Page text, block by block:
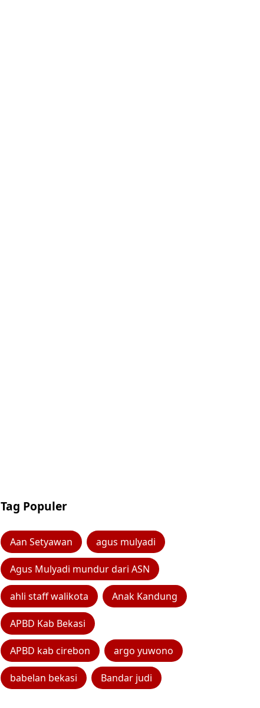
Tag Populer
Aan Setyawan agus mulyadi
Agus Mulyadi mundur dari ASN
ahli staff walikota Anak Kandung
APBD Kab Bekasi
APBD kab cirebon argo yuwono
babelan bekasi Bandar judi